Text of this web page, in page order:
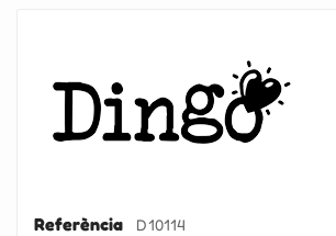
Referència D10114